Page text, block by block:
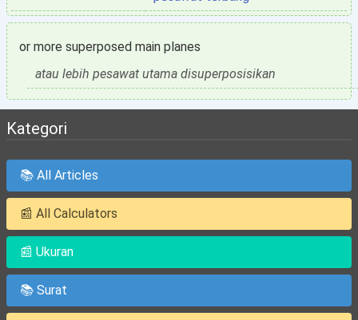
or more superposed main planes
atau lebih pesawat utama disuperposisikan
Kategori
📚 All Articles
📰 All Calculators
📰 Ukuran
📚 Surat